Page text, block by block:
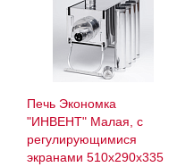
Печь Экономка
"ИНВЕНТ" Малая, с
регулирующимися
экранами 510х290х335